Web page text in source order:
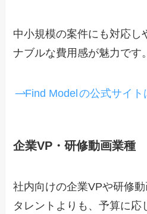
中小規模の案件にも対応し
ナブルな費用感が魅力です。
Find Modelの公式サイト
企業VP・研修動画業種
社内向けの企業VPや研修
タレントよりも、予算に応